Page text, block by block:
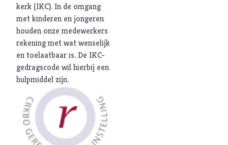
kerk (IKC). In de omgang
met kinderen en jongeren
houden onze medewerkers
rekening met wat wenselijk
en toelaatbaar is. De IKC-
gedragscode wil hierbij een
hulpmiddel zijn.